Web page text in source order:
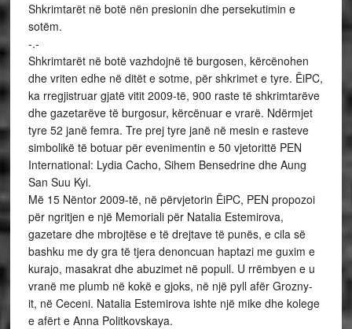
Shkrimtarët në botë nën presionin dhe persekutimin e
sotëm.
-.-
Shkrimtarët në botë vazhdojnë të burgosen, kërcënohen
dhe vriten edhe në ditët e sotme, për shkrimet e tyre. ËiPC,
ka rregjistruar gjatë vitit 2009-të, 900 raste të shkrimtarëve
dhe gazetarëve të burgosur, kërcënuar e vrarë. Ndërmjet
tyre 52 janë femra. Tre prej tyre janë në mesin e rasteve
simbolikë të botuar për evenimentin e 50 vjetorittë PEN
International: Lydia Cacho, Sihem Bensedrine dhe Aung
San Suu Kyi.
Më 15 Nëntor 2009-të, në përvjetorin ËiPC, PEN propozoi
për ngritjen e një Memoriali për Natalia Estemirova,
gazetare dhe mbrojtëse e të drejtave të punës, e cila së
bashku me dy gra të tjera denoncuan haptazi me guxim e
kurajo, masakrat dhe abuzimet në popull. U rrëmbyen e u
vranë me plumb në kokë e gjoks, në një pyll afër Grozny-
it, në Ceceni. Natalia Estemirova ishte një mike dhe kolege
e afërt e Anna Politkovskaya.